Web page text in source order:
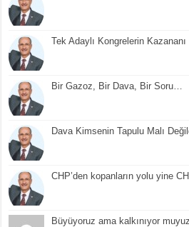
Tek Adaylı Kongrelerin
Bir Gazoz, Bir Dava, Bir Soru…
Dava Kimsenin Tapulu Malı
CHP’den kopanların yolu yine
Büyüyoruz ama kalkınıyor